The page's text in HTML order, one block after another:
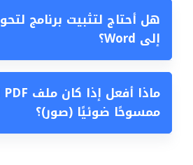
إلى Word؟
ممسوحًا ضوئيًا (صور)؟